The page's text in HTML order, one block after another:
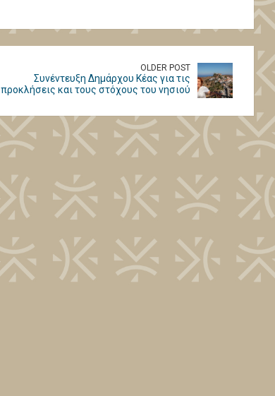
OLDER POST
Συνέντευξη Δημάρχου Κέας για τις
προκλήσεις και τους στόχους του νησιού